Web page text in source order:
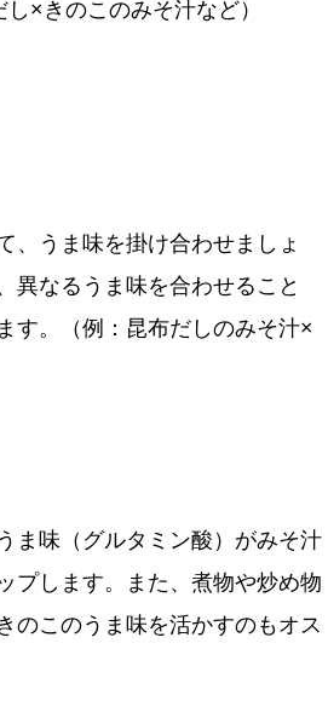
×きのこのみそ汁など）
うま味を掛け合わせましょ
異なるうま味を合わせること
す。（例：昆布だしのみそ汁×
味（グルタミン酸）がみそ汁
プします。また、煮物や炒め物
のこのうま味を活かすのもオス